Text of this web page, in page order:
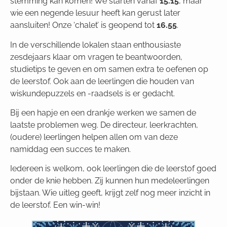
wie een negende lesuur heeft kan gerust later
aansluiten! Onze ‘chalet’ is geopend tot 16.55.
In de verschillende lokalen staan enthousiaste
zesdejaars klaar om vragen te beantwoorden,
studietips te geven en om samen extra te oefenen op
de leerstof. Ook aan de leerlingen die houden van
wiskundepuzzels en -raadsels is er gedacht.
Bij een hapje en een drankje werken we samen de
laatste problemen weg. De directeur, leerkrachten,
(oudere) leerlingen helpen allen om van deze
namiddag een succes te maken.
Iedereen is welkom, ook leerlingen die de leerstof goed
onder de knie hebben. Zij kunnen hun medeleerlingen
bijstaan. Wie uitleg geeft, krijgt zelf nog meer inzicht in
de leerstof. Een win-win!